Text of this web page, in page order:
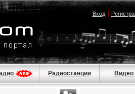
Вход|
Радиостанции Видео